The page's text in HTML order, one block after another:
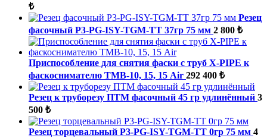
₺
Резец
фасочный P3-PG-ISY-TGM-ТТ 37гр 75 мм 2 800 ₺
Приспособление для снятия фаски с труб X-PIPE к
фаскоснимателю ТМВ-10, 15, 15 Air 292 400 ₺
Резец к труборезу ПТМ фасочный 45 гр удлинённый 3
500 ₺
Резец торцевальный P3-PG-ISY-TGM-ТТ 0гр 75 мм 4